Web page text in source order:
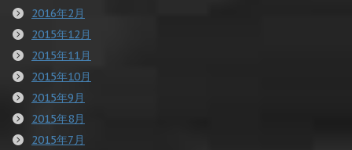
2016年2月
2015年12月
2015年11月
2015年10月
2015年9月
2015年8月
2015年7月